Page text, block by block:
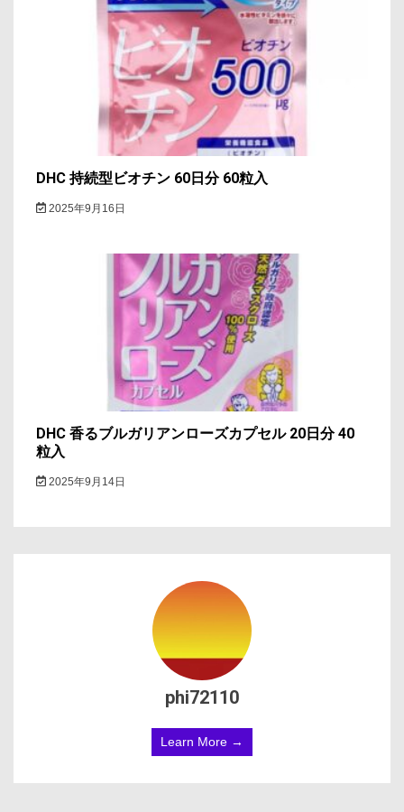
DHC 持続型ビオチン 60日分 60粒入
2025年9月16日
DHC 香るブルガリアンローズカプセル 20日分 40
粒入
2025年9月14日
phi72110
Learn More →